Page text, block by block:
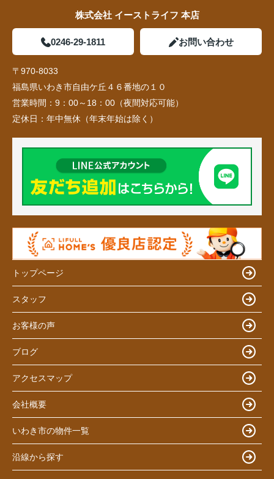
株式会社 イーストライフ 本店
0246-29-1811 お問い合わせ
〒970-8033
福島県いわき市自由ケ丘４６番地の１０
営業時間： 9：00～18：00（夜間対応可能）
定休日： 年中無休（年末年始は除く）
トップページ
スタッフ
お客様の声
ブログ
アクセスマップ
会社概要
いわき市の物件一覧
沿線から探す